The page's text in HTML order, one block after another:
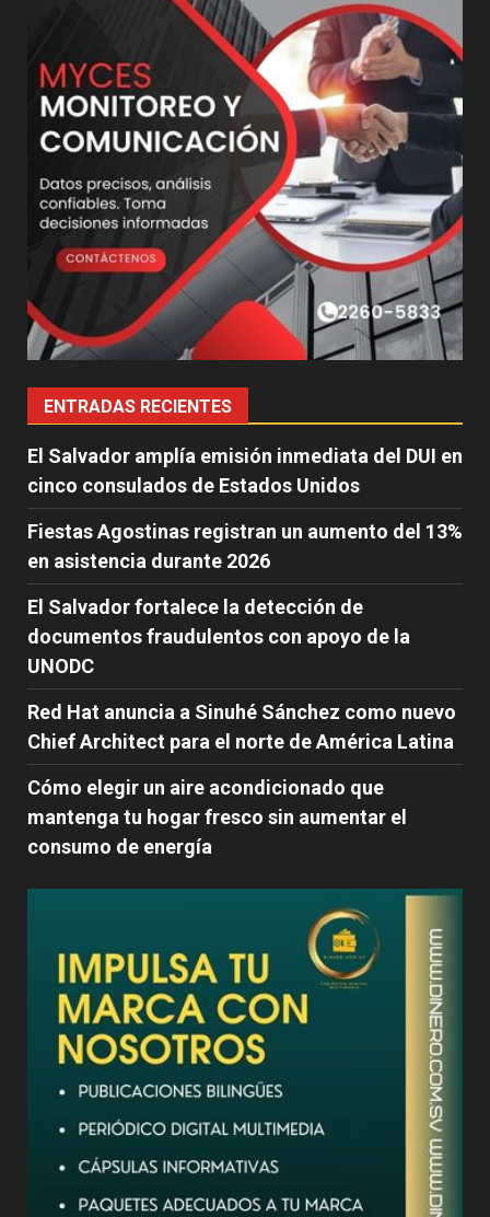
ENTRADAS RECIENTES
El Salvador amplía emisión inmediata del DUI en
cinco consulados de Estados Unidos
Fiestas Agostinas registran un aumento del 13%
en asistencia durante 2026
El Salvador fortalece la detección de
documentos fraudulentos con apoyo de la
UNODC
Red Hat anuncia a Sinuhé Sánchez como nuevo
Chief Architect para el norte de América Latina
Cómo elegir un aire acondicionado que
mantenga tu hogar fresco sin aumentar el
consumo de energía